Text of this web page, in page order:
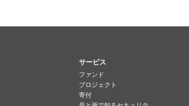
サービス
ファンド
プロジェクト
寄付